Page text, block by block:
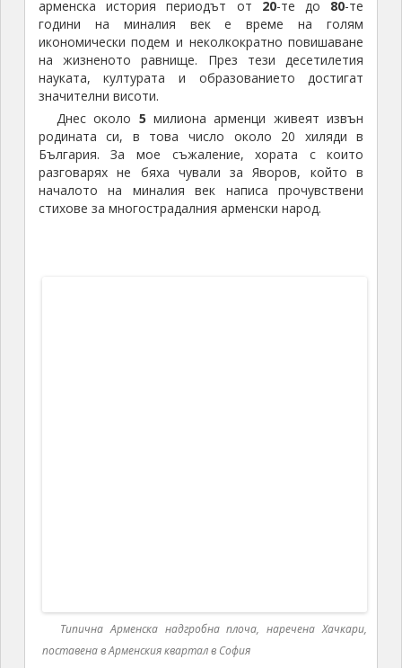
Типична Арменска надгробна плоча, наречена Хачкари,
поставена в Арменския квартал в София
Моето впечатление на турист е, че средното
съпоставимо с нашето от края на90-те години на
миналия век.
По мои наблюдения цените на основните стоки
са на равнища около3/4от българските. Входните
такси за основните музеи и забележителности са
между 1 и 4 лева. Цената на литър дизелово гориво
две неща: наличието на много автомобили руско
производство и слушането на руска музика в
заведенията. По мои наблюдения поне